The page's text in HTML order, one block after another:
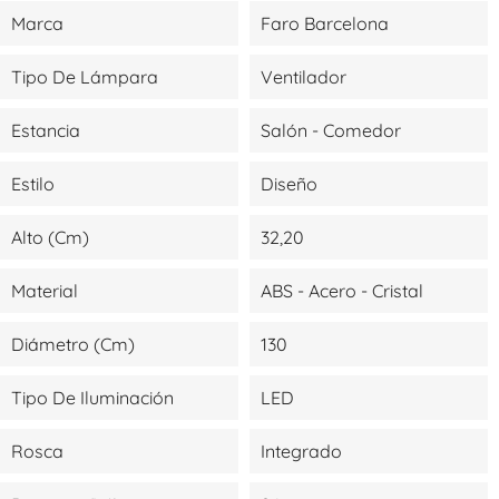
Marca Faro Barcelona
Tipo De Lámpara Ventilador
Estancia Salón - Comedor
Estilo Diseño
Alto (cm) 32,20
Material ABS - Acero - Cristal
Diámetro (cm) 130
Tipo De Iluminación LED
Rosca Integrado